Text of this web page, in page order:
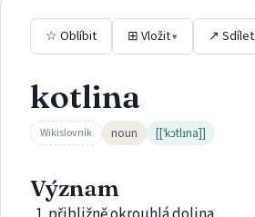
☆ Oblíbit ⊞ Vložit▾ ↗ Sdílet
kotlina
Wikislovník noun [[ˈkɔtlɪna]]
Význam